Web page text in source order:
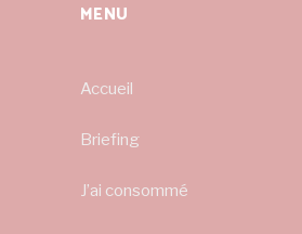
MENU
Accueil
Briefing
J’ai consommé